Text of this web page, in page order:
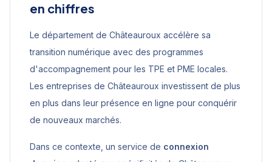
en chiffres
Le département de Châteauroux accélère sa
transition numérique avec des programmes
d'accompagnement pour les TPE et PME locales.
Les entreprises de Châteauroux investissent de plus
en plus dans leur présence en ligne pour conquérir
de nouveaux marchés.
Dans ce contexte, un service de connexion